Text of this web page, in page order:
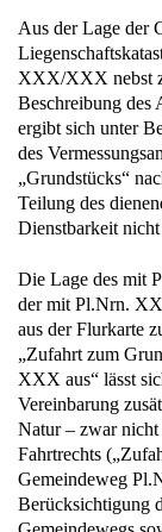
Aus der Lage der
XXX/XXX nebst
Beschreibung des
ergibt sich unter
des
„Grundstücks“
Teilung des
Dienstbarkeit nicht
Die Lage des mit
der mit Pl.Nrn.
aus der Flurkarte
„Zufahrt zum
XXX aus“ lässt
Vereinbarung
Natur – zwar nicht
Fahrtrechts
Gemeindeweg
Berücksichtigung